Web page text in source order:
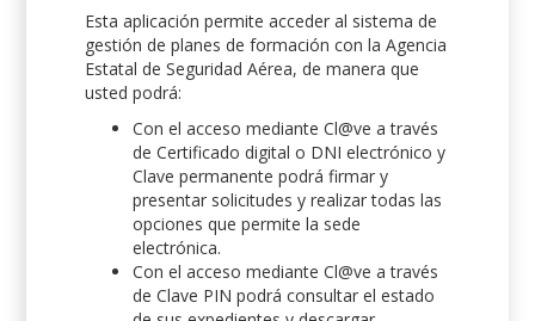
Esta aplicación permite acceder al sistema de
gestión de planes de formación con la Agencia
Estatal de Seguridad Aérea, de manera que
usted podrá:
Con el acceso mediante Cl@ve a través
de Certificado digital o DNI electrónico y
Clave permanente podrá firmar y
presentar solicitudes y realizar todas las
opciones que permite la sede
electrónica.
Con el acceso mediante Cl@ve a través
de Clave PIN podrá consultar el estado